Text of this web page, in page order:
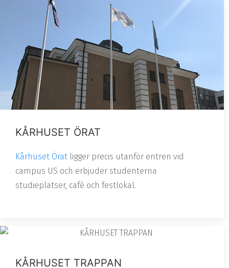
KÅRHUSET ÖRAT
Kårhuset Örat ligger precis utanför entren vid
campus US och erbjuder studenterna
studieplatser, café och festlokal.
KÅRHUSET TRAPPAN